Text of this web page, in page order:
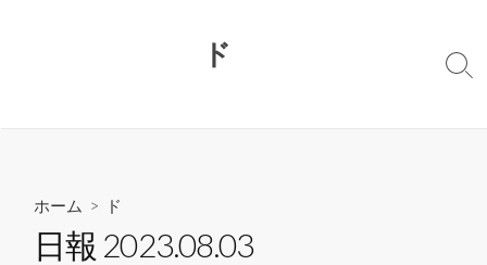
ド
検
ホーム > ド
日報 2023.08.03